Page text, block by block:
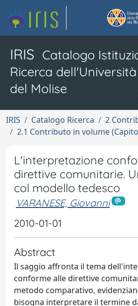
IRIS Catalogo
Ricerca
del Molise
IRIS Catalogo Ricerca
2
2.1 Contributo in volume
L'interpretazione
direttive comunitarie.
col modello tedesco
VARANESE, Giovanni
2010-01-01
Abstract
Il saggio affronta il tema
conforme alle direttive
metodo comparativo,
bisogna interpretare il termine